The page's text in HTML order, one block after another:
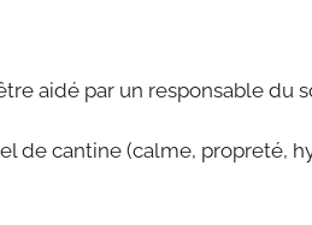
aidé par un responsable du
de cantine (calme, propreté,